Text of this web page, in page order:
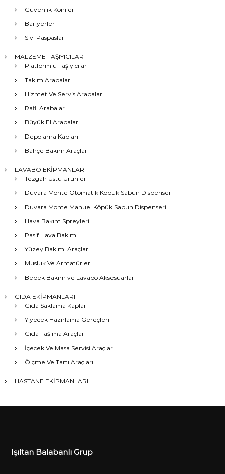
Güvenlik Konileri
Bariyerler
Sıvı Paspasları
MALZEME TAŞIYICILAR
Platformlu Taşıyıcılar
Takım Arabaları
Hizmet Ve Servis Arabaları
Raflı Arabalar
Büyük El Arabaları
Depolama Kapları
Bahçe Bakım Araçları
LAVABO EKİPMANLARI
Tezgah Üstü Ürünler
Duvara Monte Otomatik Köpük Sabun Dispenseri
Duvara Monte Manuel Köpük Sabun Dispenseri
Hava Bakım Spreyleri
Pasif Hava Bakımı
Yüzey Bakımı Araçları
Musluk Ve Armatürler
Bebek Bakım ve Lavabo Aksesuarları
GIDA EKİPMANLARI
Gıda Saklama Kapları
Yiyecek Hazırlama Gereçleri
Gıda Taşıma Araçları
İçecek Ve Masa Servisi Araçları
Ölçme Ve Tartı Araçları
HASTANE EKİPMANLARI
Işıltan Balabanlı Grup